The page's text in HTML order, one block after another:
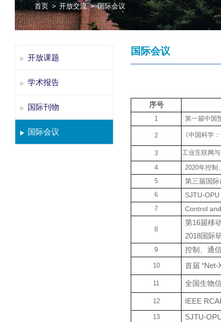
首页 > 开放交流>国际会议
开放课题
学术报告
国际刊物
国际会议
国际会议
序号
1 第一届中国
2 《中国科学
3
工业互联网
4
2020年控制
5
第三届国
6 SJTU-
7 Control
8
第16届移
2018国际
9 控制、通
10 首届 “Net-
11 全国生物
12 IEEE
13 SJTU-